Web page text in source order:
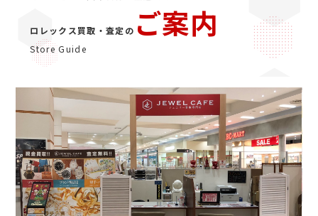
ロレックス買取・査定の ご案内
Store Guide